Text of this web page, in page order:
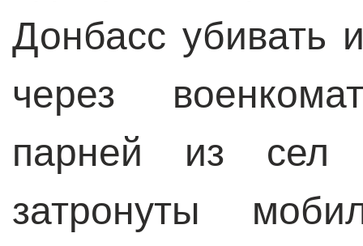
Донбасс убивать
через
парней из сел
затронуты